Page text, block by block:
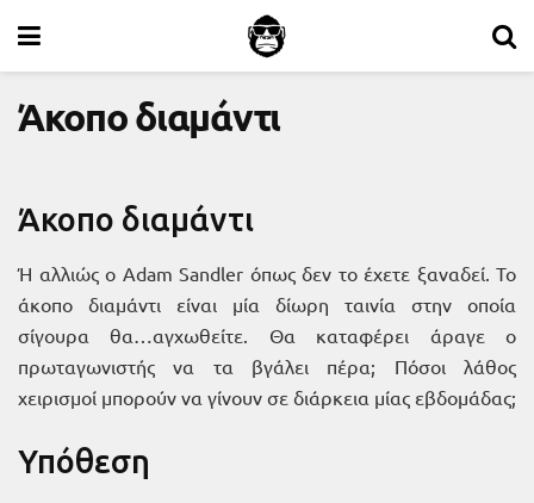
Άκοπο διαμάντι
Άκοπο διαμάντι
Ή αλλιώς ο Adam Sandler όπως δεν το έχετε ξαναδεί. Το
άκοπο διαμάντι είναι μία δίωρη ταινία στην οποία
σίγουρα θα…αγχωθείτε. Θα καταφέρει άραγε ο
πρωταγωνιστής να τα βγάλει πέρα; Πόσοι λάθος
χειρισμοί μπορούν να γίνουν σε διάρκεια μίας εβδομάδας;
Υπόθεση